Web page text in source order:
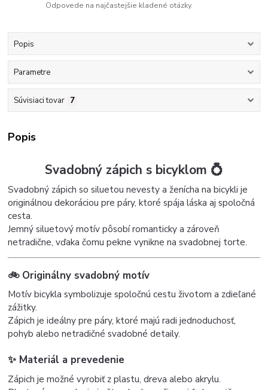
Odpovede na najčastejšie kladené otázky.
Popis
Parametre
Súvisiaci tovar 7
Popis
Svadobný zápich s bicyklom 💍
Svadobný zápich so siluetou nevesty a ženícha na bicykli je
originálnou dekoráciou pre páry, ktoré spája láska aj spoločná
cesta.
Jemný siluetový motív pôsobí romanticky a zároveň
netradične, vďaka čomu pekne vynikne na svadobnej torte.
🚲 Originálny svadobný motív
Motív bicykla symbolizuje spoločnú cestu životom a zdieľané
zážitky.
Zápich je ideálny pre páry, ktoré majú radi jednoduchosť,
pohyb alebo netradičné svadobné detaily.
✨ Materiál a prevedenie
Zápich je možné vyrobiť z plastu, dreva alebo akrylu.